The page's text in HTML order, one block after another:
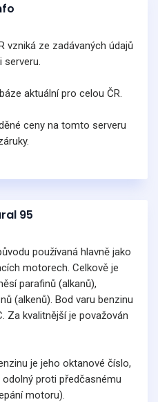
vzniká ze zadávaných údajů
serveru.
aktuální pro celou ČR.
ceny na tomto serveru
95
používaná hlavně jako
motorech. Celkově je
parafinů (alkanů),
(alkenů). Bod varu benzinu
Za kvalitnější je považován
je jeho oktanové číslo,
proti předčasnému
motoru).